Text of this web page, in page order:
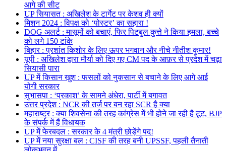
आगे की सीट
UP सियासत : अखिलेश के टार्गेट पर केशव ही क्यों
मिशन 2024 : विपक्ष को ‘पोस्टर’ का सहारा !
DOG अलर्ट : मासूमों को बचाएं, फिर पिटबुल कुत्ते ने किया हमला, बच्चे
को लगे 150 टांके
बिहार : प्रशांत किशोर के लिए ऊपर भगवान और नीचे नीतीश कुमार!
यूपी : अखिलेश द्वारा मौर्या को दिए गए CM पद के आफ़र से प्रदेश में चढ़ा
सियासी पारा
UP में किसान खुश : फसलों को नुकसान से बचाने के लिए आगे आई
योगी सरकार
सुभासपा : ‘प्रकाश’ के सामने अंधेरा, पार्टी में बगावत
उत्तर प्रदेश : NCR की तर्ज पर बन रहा SCR है क्या
महाराष्ट्र : क्या शिवसेना की तरह कांग्रेस में भी होने जा रही है टूट, BJP
के संपर्क में हैं विधायक
UP में फेरबदल : सरकार के 4 मंत्री छोड़ेंगे पद!
UP में नया सुरक्षा बल : CISF की तरह बनी UPSSF, पहली तैनाती